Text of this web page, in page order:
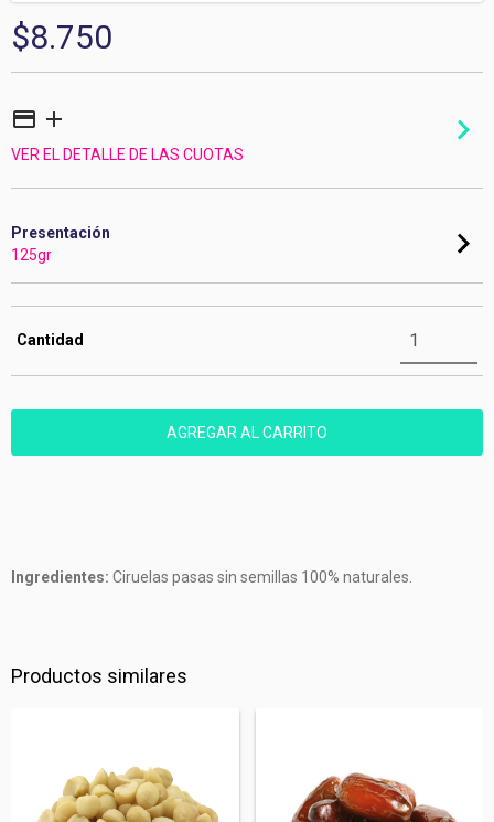
$8.750
VER EL DETALLE DE LAS CUOTAS
Presentación
125gr
Cantidad
Ingredientes: Ciruelas pasas sin semillas 100% naturales.
Productos similares